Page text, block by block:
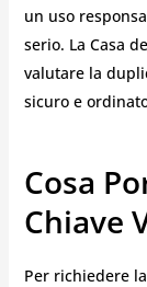
un uso
serio. La Casa
valutare la
sicuro e
Cosa
Chiave
Per richiedere